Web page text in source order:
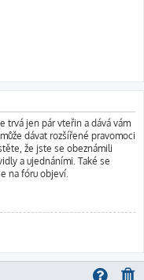
trvá jen pár vteřin a dává vám
dávat rozšířené pravomoci
že jste se obeznámili
a ujednáními. Také se
na fóru objeví.